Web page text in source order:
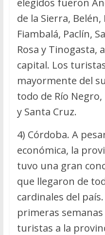
de la Sierra, Belén,
Fiambalá, Paclín,
Rosa y Tinogasta,
capital. Los
mayormente del
todo de Río
y Santa Cruz.
4) Córdoba. A
económica, la
tuvo una gran
que llegaron de
cardinales del
primeras
turistas a la